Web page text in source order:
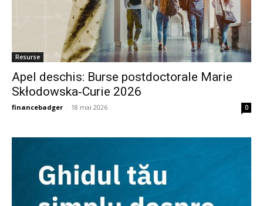
Resurse
Apel deschis: Burse postdoctorale Marie
Skłodowska‑Curie 2026
financebadger - 18 mai 2026 0